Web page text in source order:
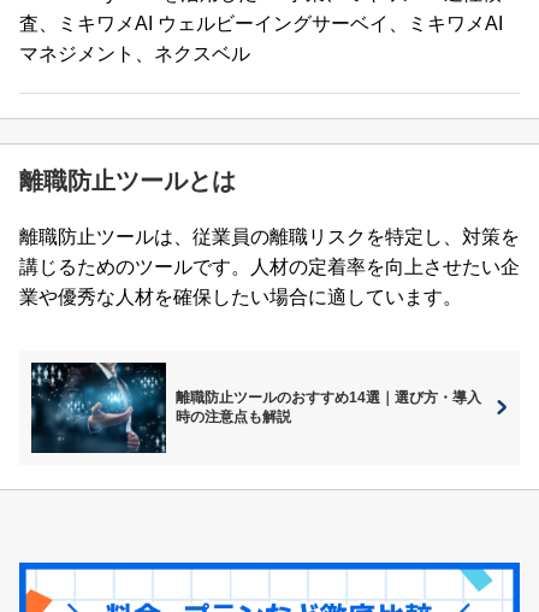
査、ミキワメAI ウェルビーイングサーベイ、ミキワメAI
マネジメント、ネクスベル
離職防止ツールとは
離職防止ツールは、従業員の離職リスクを特定し、対策を
講じるためのツールです。人材の定着率を向上させたい企
業や優秀な人材を確保したい場合に適しています。
離職防止ツールのおすすめ14選｜選び方・導入
時の注意点も解説